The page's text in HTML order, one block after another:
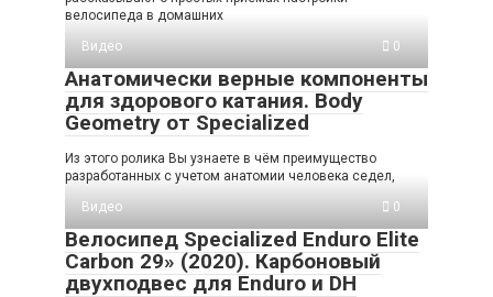
велосипеда в домашних
Видео
0
Анатомически верные компоненты
для здорового катания. Body
Geometry от Specialized
Из этого ролика Вы узнаете в чём преимущество
разработанных с учетом анатомии человека седел,
Видео
0
Велосипед Specialized Enduro Elite
Carbon 29» (2020). Карбоновый
двухподвес для Enduro и DH